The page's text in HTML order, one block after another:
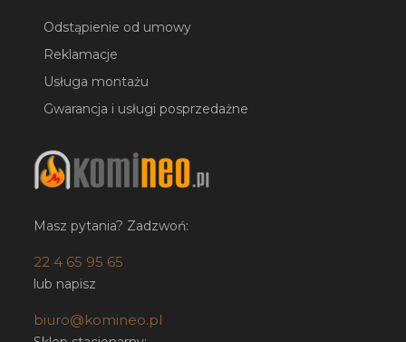
Odstąpienie od umowy
Reklamacje
Usługa montażu
Gwarancja i usługi posprzedażne
Masz pytania? Zadzwoń:
22 4 65 95 65
lub napisz
biuro@komineo.pl